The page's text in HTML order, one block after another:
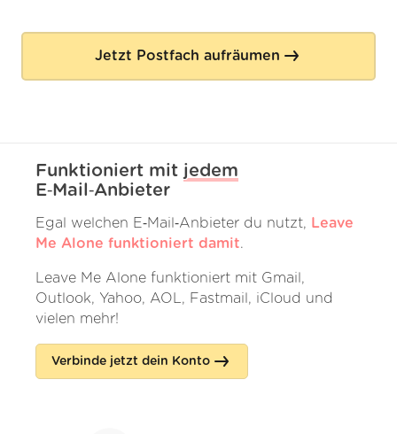
Jetzt Postfach aufräumen
Funktioniert mit jedem
E‑Mail‑Anbieter
Egal welchen E‑Mail‑Anbieter du nutzt,
Leave
Me Alone funktioniert damit.
Leave Me Alone funktioniert mit Gmail,
Outlook, Yahoo, AOL, Fastmail, iCloud und
vielen mehr!
Verbinde jetzt dein Konto